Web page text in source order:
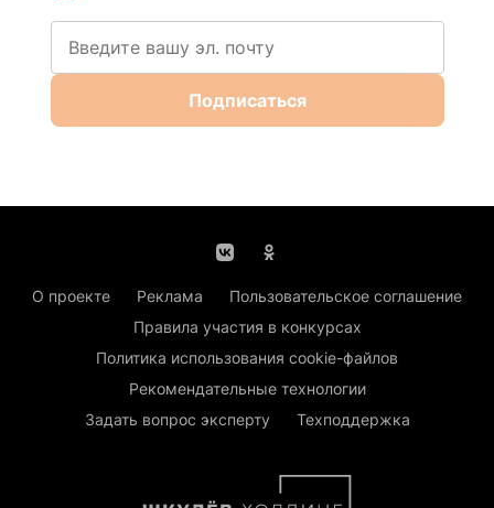
Подписаться
О проекте Реклама
Пользовательское соглашение
Правила участия в конкурсах
Политика использования cookie-файлов
Рекомендательные технологии
Задать вопрос эксперту
Техподдержка